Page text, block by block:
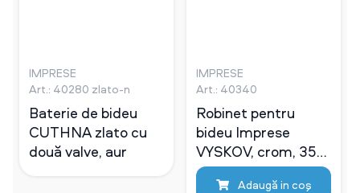
IMPRESE
Art.: 40280 zlato-n
Baterie de bideu
CUTHNA zlato cu
două valve, aur
IMPRESE
Art.: 40340
Robinet pentru
bideu Imprese
VYSKOV, crom, 35
mm
Adaugă in coş